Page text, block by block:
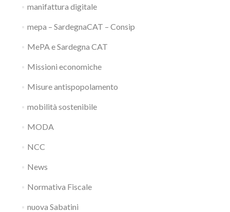
manifattura digitale
mepa – SardegnaCAT – Consip
MePA e Sardegna CAT
Missioni economiche
Misure antispopolamento
mobilità sostenibile
MODA
NCC
News
Normativa Fiscale
nuova Sabatini